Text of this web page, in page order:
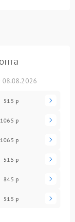
08.08.2026
515 р
1065 р
1065 р
515 р
845 р
515 р